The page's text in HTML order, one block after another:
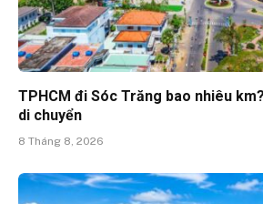
TPHCM đi Sóc Trăng bao nhiêu
di chuyển
8 Tháng 8, 2026